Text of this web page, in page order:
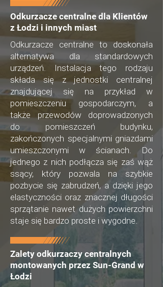
Odkurzacze centralne dla Klientów
z Łodzi i innych miast
Odkurzacze centralne to doskonała
alternatywa dla standardowych
urządzeń. Instalacja tego rodzaju
składa się z jednostki centralnej
znajdującej się na przykład w
pomieszczeniu gospodarczym, a
także przewodów doprowadzonych
do pomieszczeń budynku,
zakończonych specjalnymi gniazdami
umieszczonymi w ścianach. Do
jednego z nich podłącza się zaś wąż
ssący, który pozwala na szybkie
pozbycie się zabrudzeń, a dzięki jego
elastyczności oraz znacznej długości
sprzątanie nawet dużych powierzchni
staje się bardzo proste i wygodne.
Zalety odkurzaczy centralnych
montowanych przez Sun-Grand w
Łodzi